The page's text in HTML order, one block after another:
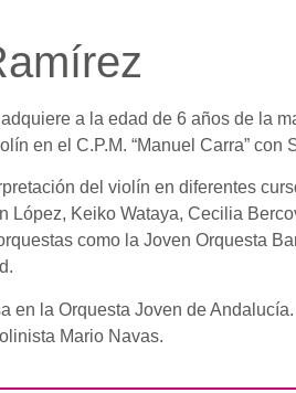
a la edad de 6 años de la
en el C.P.M. “Manuel Carra” con
del violín en diferentes
López, Keiko Wataya, Cecilia
como la Joven Orquesta
en la Orquesta Joven de
Mario Navas.